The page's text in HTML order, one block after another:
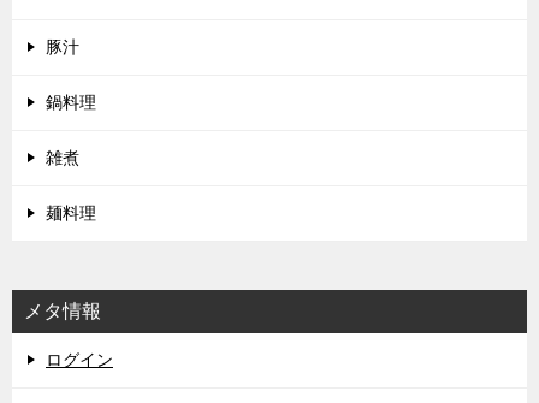
豚汁
鍋料理
雑煮
麺料理
メタ情報
ログイン